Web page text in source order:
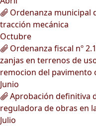
Ordenanza municipal
tracción mecánica
Octubre
Ordenanza fiscal nº
zanjas en terrenos de
remocion del pavimento
Junio
Aprobación definitiva
reguladora de obras en
Julio